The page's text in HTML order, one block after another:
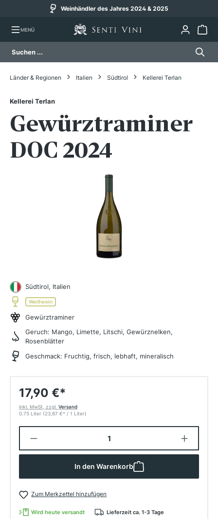
Weinhändler des Jahres 2024 & 2025
MENÜ
Bildergalerie überspringen
Länder & Regionen Italien Südtirol Kellerei Terlan
Kellerei Terlan
Gewürztraminer
DOC 2024
Südtirol, Italien
Weißwein
Gewürztraminer
Geruch: Mango, Limette, Litschi, Gewürznelken,
Rosenblätter
Geschmack: Fruchtig, frisch, lebhaft, mineralisch
17,90 €*
inkl. MwSt, zzgl. Versand
0.75 Liter (23,87 €* / 1 Liter)
Produkt Anzahl: Gib den
In den Warenkorb
Zum Merkzettel hinzufügen
Wird heute versandt Lieferzeit ca. 1-3 Tage